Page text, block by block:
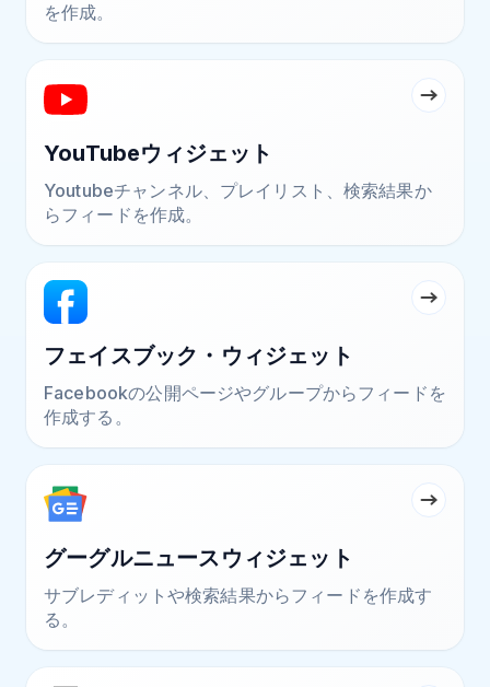
を作成。
YouTubeウィジェット
Youtubeチャンネル、プレイリスト、検索結果か
らフィードを作成。
フェイスブック・ウィジェット
Facebookの公開ページやグループからフィードを
作成する。
グーグルニュースウィジェット
サブレディットや検索結果からフィードを作成す
る。